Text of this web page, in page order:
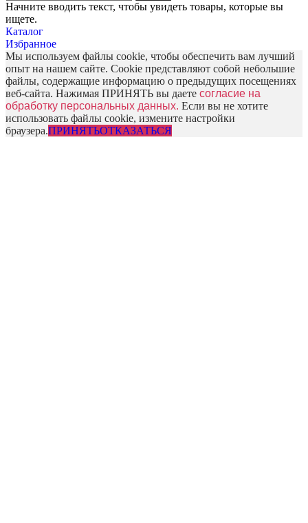
Начните вводить текст, чтобы увидеть товары, которые вы
ищете.
Каталог
Избранное
Мы используем файлы cookie, чтобы обеспечить вам лучший
опыт на нашем сайте. Cookie представляют собой небольшие
файлы, содержащие информацию о предыдущих посещениях
веб-сайта. Нажимая ПРИНЯТЬ вы даете согласие на
обработку персональных данных. Если вы не хотите
использовать файлы cookie, измените настройки
браузера.ПРИНЯТЬОТКАЗАТЬСЯ